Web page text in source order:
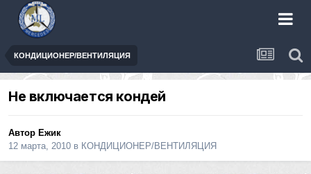
КОНДИЦИОНЕР/ВЕНТИЛЯЦИЯ
Не включается кондей
Автор Ежик
12 марта, 2010 в КОНДИЦИОНЕР/ВЕНТИЛЯЦИЯ